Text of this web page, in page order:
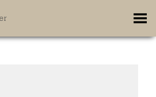
Toggle Menu